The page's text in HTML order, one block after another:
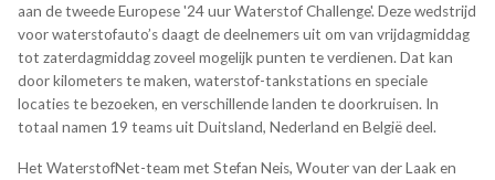
aan de tweede Europese '24 uur Waterstof Challenge'. Deze wedstrijd
voor waterstofauto’s daagt de deelnemers uit om van vrijdagmiddag
tot zaterdagmiddag zoveel mogelijk punten te verdienen. Dat kan
door kilometers te maken, waterstof-tankstations en speciale
locaties te bezoeken, en verschillende landen te doorkruisen. In
totaal namen 19 teams uit Duitsland, Nederland en België deel.
Het WaterstofNet-team met Stefan Neis, Wouter van der Laak en